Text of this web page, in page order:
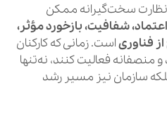
نظارت سخت‌گیرانه ممکن
اعتماد، شفافیت، بازخورد مؤثر،
فناوریاست. زمانی که کارکنان
فعالیت کنند، نه‌تنها
سازمان نیز مسیر رشد